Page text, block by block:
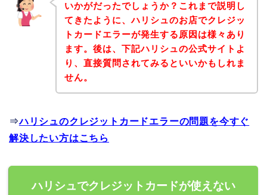
いかがだったでしょうか？これまで説明し
てきたように、ハリシュのお店でクレジッ
トカードエラーが発生する原因は様々あり
ます。後は、下記ハリシュの公式サイトよ
り、直接質問されてみるといいかもしれま
せん。
⇒ハリシュのクレジットカードエラーの問題を今すぐ
解決したい方はこちら
ハリシュでクレジットカードが使えない